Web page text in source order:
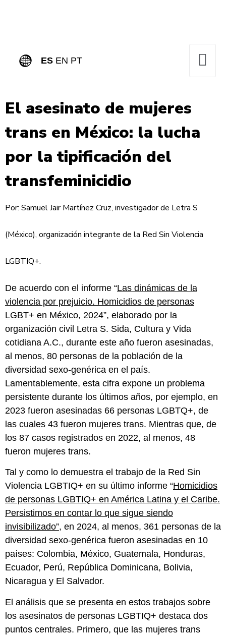
ES EN PT
El asesinato de mujeres
trans en México: la lucha
por la tipificación del
transfeminicidio
Por: Samuel Jair Martínez Cruz, investigador de Letra S
(México), organización integrante de la Red Sin Violencia
LGBTIQ+.
De acuerdo con el informe “Las dinámicas de la
violencia por prejuicio. Homicidios de personas
LGBT+ en México, 2024”, elaborado por la
organización civil Letra S. Sida, Cultura y Vida
cotidiana A.C., durante este año fueron asesinadas,
al menos, 80 personas de la población de la
diversidad sexo-genérica en el país.
Lamentablemente, esta cifra expone un problema
persistente durante los últimos años, por ejemplo, en
2023 fueron asesinadas 66 personas LGBTQ+, de
las cuales 43 fueron mujeres trans. Mientras que, de
los 87 casos registrados en 2022, al menos, 48
fueron mujeres trans.
Tal y como lo demuestra el trabajo de la Red Sin
Violencia LGBTIQ+ en su último informe “Homicidios
de personas LGBTIQ+ en América Latina y el Caribe.
Persistimos en contar lo que sigue siendo
invisibilizado”, en 2024, al menos, 361 personas de la
diversidad sexo-genérica fueron asesinadas en 10
países: Colombia, México, Guatemala, Honduras,
Ecuador, Perú, República Dominicana, Bolivia,
Nicaragua y El Salvador.
El análisis que se presenta en estos trabajos sobre
los asesinatos de personas LGBTIQ+ destaca dos
puntos centrales. Primero, que las mujeres trans